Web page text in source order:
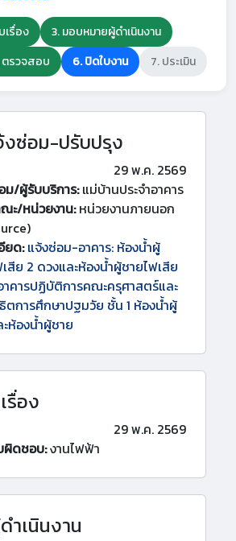
เรื่อง
3. มอบหมายผู้ดำเนินงาน
ตรวจสอบ 6. ปิดใบงาน 7. ประเมิน
ซ่อม-ปรับปรุง
29 พ.ค. 2569
ม/ผู้รับบริการ:แม่บ้านประจำอาคาร
ะ/หน่วยงาน:หน่วยงานภายนอก
ยด: แจ้งซ่อม-อาคาร: ห้องน้ำผู้
สีย 2 ดวงและห้องน้ำผู้ชายไฟเสีย
าคารปฏิบัติการคณะครุศาสตร์และ
ตการศึกษาปฐมวัย ชั้น 1 ห้องน้ำผู้
ห้องน้ำผู้ชาย
รื่อง
29 พ.ค. 2569
ผิดชอบ:งานไฟฟ้า
ำเนินงาน